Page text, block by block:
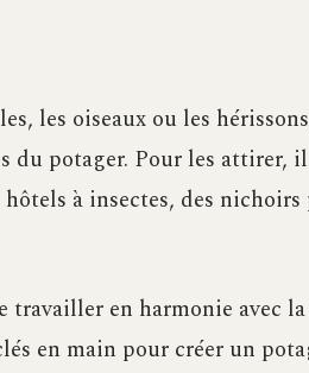
les oiseaux ou les
potager. Pour les attirer,
à insectes, des nichoirs
en harmonie avec
en main pour créer un